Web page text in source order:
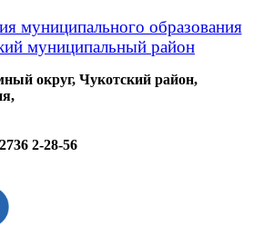
муниципального образования
муниципальный район
округ, Чукотский район,
2-28-56